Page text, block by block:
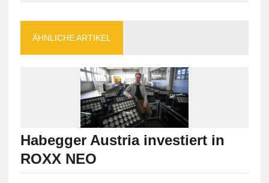
ÄHNLICHE ARTIKEL
Habegger Austria investiert in
ROXX NEO